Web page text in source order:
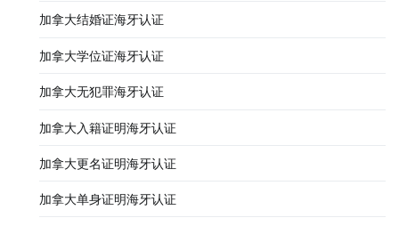
加拿大结婚证海牙认证
加拿大学位证海牙认证
加拿大无犯罪海牙认证
加拿大入籍证明海牙认证
加拿大更名证明海牙认证
加拿大单身证明海牙认证